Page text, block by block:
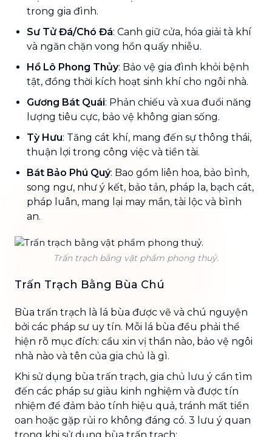
trong gia đình.
Sư Tử Đá/Chó Đá: Canh giữ cửa, hóa giải tà khí
và ngăn chặn vong hồn quấy nhiễu.
Hồ Lô Phong Thủy: Bảo vệ gia đình khỏi bệnh
tật, đồng thời kích hoạt sinh khí cho ngôi nhà.
Gương Bát Quái: Phản chiếu và xua đuổi năng
lượng tiêu cực, bảo vệ không gian sống.
Tỳ Hưu: Tăng cát khí, mang đến sự thông thái,
thuận lợi trong công việc và tiền tài.
Bát Bảo Phú Quý: Bao gồm liên hoa, bảo bình,
song ngư, như ý kết, bảo tản, pháp la, bạch cát,
pháp luân, mang lại may mắn, tài lộc và bình
an.
Trấn trạch bằng vật phẩm phong thuỷ.
Trấn Trạch Bằng Bùa Chú
Bùa trấn trạch là lá bùa được vẽ và chú nguyện
bởi các pháp sư uy tín. Mỗi lá bùa đều phải thể
hiện rõ mục đích: cầu xin vị thần nào, bảo vệ ngôi
nhà nào và tên của gia chủ là gì.
Khi sử dụng bùa trấn trạch, gia chủ lưu ý cần tìm
đến các pháp sư giàu kinh nghiệm và được tín
nhiệm để đảm bảo tính hiệu quả, tránh mất tiền
oan hoặc gặp rủi ro không đáng có. 3 lưu ý quan
trọng khi sử dụng bùa trấn trạch: